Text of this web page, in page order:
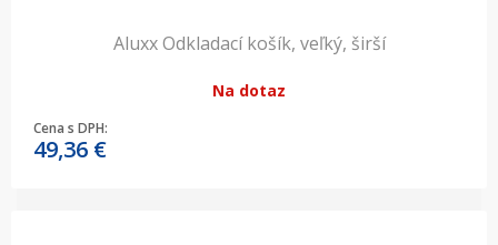
Aluxx Odkladací košík, veľký, širší
Na dotaz
Cena s DPH:
49,36 €